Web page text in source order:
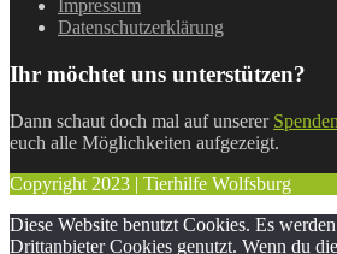
Impressum
Datenschutzerklärung
Ihr möchtet uns unterstützen?
Dann schaut doch mal auf unserer
euch alle Möglichkeiten aufgezeigt.
Copyright 2023 | Tierhilfe Wolfsburg
Diese Website benutzt Cookies. Es
Drittanbieter Cookies genutzt. Wenn du